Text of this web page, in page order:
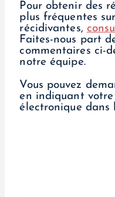
Pour obtenir des
plus fréquentes
récidivantes,
Faites-nous part
commentaires ci-
notre équipe.
Vous pouvez
en indiquant
électronique dans